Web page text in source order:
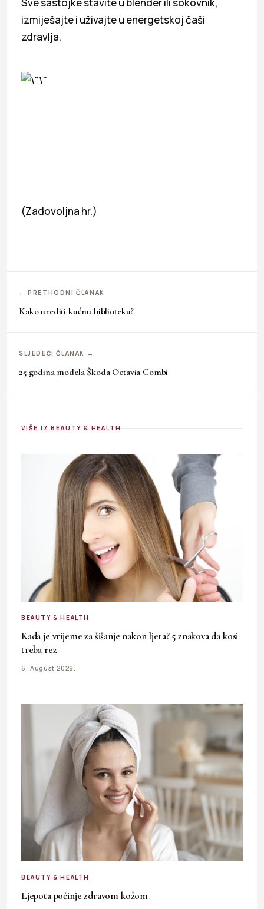
izmiješajte i uživajte u energetskoj čaši
zdravlja.
(Zadovoljna hr.)
← PRETHODNI ČLANAK
Kako urediti kućnu biblioteku?
SLJEDEĆI ČLANAK →
25 godina modela Škoda Octavia Combi
VIŠE IZ BEAUTY & HEALTH
BEAUTY & HEALTH
Kada je vrijeme za šišanje nakon ljeta? 5 znakova da kosi
treba rez
6. August 2026.
BEAUTY & HEALTH
Ljepota počinje zdravom kožom